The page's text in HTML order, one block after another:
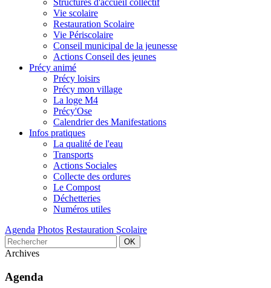
Structures d'accueil collectif
Vie scolaire
Restauration Scolaire
Vie Périscolaire
Conseil municipal de la jeunesse
Actions Conseil des jeunes
Précy animé
Précy loisirs
Précy mon village
La loge M4
Précy'Ose
Calendrier des Manifestations
Infos pratiques
La qualité de l'eau
Transports
Actions Sociales
Collecte des ordures
Le Compost
Déchetteries
Numéros utiles
Agenda Photos Restauration Scolaire
Archives
Agenda